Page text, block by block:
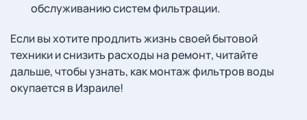
обслуживанию систем фильтрации.
Если вы хотите продлить жизнь своей бытовой
техники и снизить расходы на ремонт, читайте
дальше, чтобы узнать, как монтаж фильтров воды
окупается в Израиле!